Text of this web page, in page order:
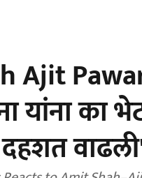
Ajit
यांना का